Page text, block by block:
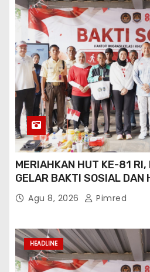
MERIAHKAN HUT KE-81
GELAR BAKTI SOSIAL DAN
LAYANAN PASPOR DI AKHIR
Agu 8, 2026 Pimred
HEADLINE